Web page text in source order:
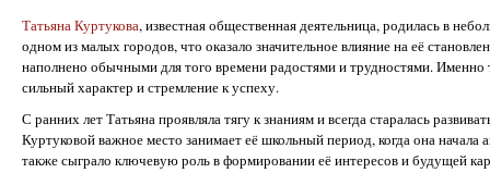
Татьяна Куртукова, известная общественная деятельница, родилась в
одном из малых городов, что оказало значительное влияние на её
наполнено обычными для того времени радостями и трудностями. Именно
сильный характер и стремление к успеху.
С ранних лет Татьяна проявляла тягу к знаниям и всегда старалась
Куртуковой важное место занимает её школьный период, когда она начала
также сыграло ключевую роль в формировании её интересов и будущей